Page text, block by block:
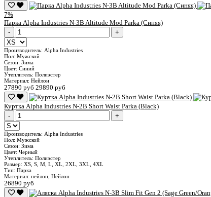
7%
Парка Alpha Industries N-3B Altitude Mod Parka (Синяя)
-
+
Производитель: Alpha Industries
Пол: Мужской
Сезон: Зима
Цвет: Синий
Утеплитель: Полиэстер
Материал: Нейлон
27890 руб 29890 руб
Куртка Alpha Industries N-2B Short Waist Parka (Black)
-
+
Производитель: Alpha Industries
Пол: Мужской
Сезон: Зима
Цвет: Черный
Утеплитель: Полиэстер
Размер: XS, S, M, L, XL, 2XL, 3XL, 4XL
Тип: Парка
Материал: нейлон, Нейлон
26890 руб